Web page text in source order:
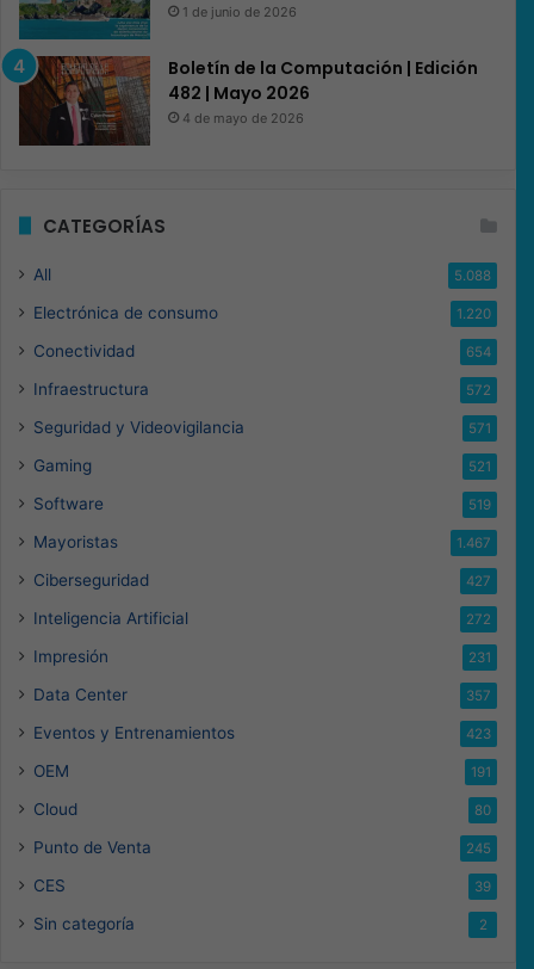
1 de junio de 2026
Boletín de la Computación | Edición
482 | Mayo 2026
4 de mayo de 2026
CATEGORÍAS
All 5.088
Electrónica de consumo 1.220
Conectividad 654
Infraestructura 572
Seguridad y Videovigilancia 571
Gaming 521
Software 519
Mayoristas 1.467
Ciberseguridad 427
Inteligencia Artificial 272
Impresión 231
Data Center 357
Eventos y Entrenamientos 423
OEM 191
Cloud 80
Punto de Venta 245
CES 39
Sin categoría 2